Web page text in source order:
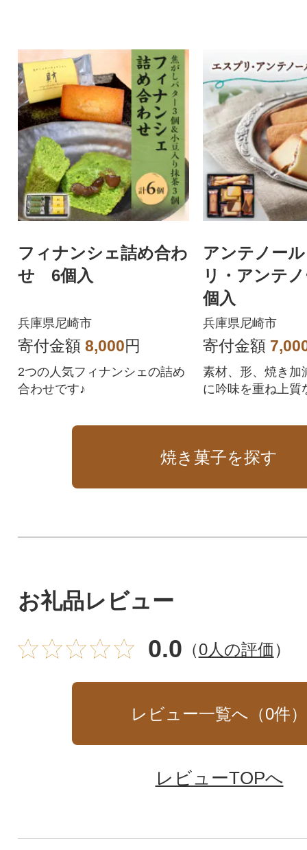
フィナンシェ詰め合わ
せ 6個入
兵庫県尼崎市
寄付金額 8,000円
2つの人気フィナンシェの詰め
合わせです♪
アンテノー
リ・アンテ
個入
兵庫県尼崎市
寄付金額
素材、形、焼き加
に吟味を重ね上質
ングセラーのクッ
焼き菓子を探す
お礼品レビュー
0.0 （0人の評価）
レビュー一覧へ（0件）
レビューTOPへ